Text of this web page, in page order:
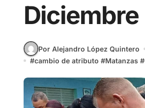
Diciembre
Por Alejandro López Quintero
#cambio de atributo #Matanzas #